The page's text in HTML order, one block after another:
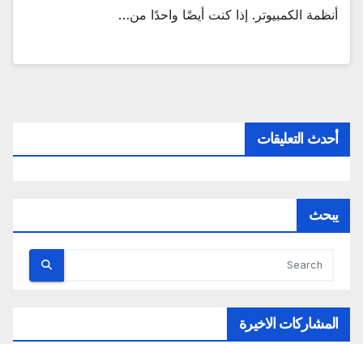
أنظمة الكمبيوتر. إذا كنت أيضًا واحدًا من…
أحدث التعليقات
يبحث
المشاركات الاخيرة